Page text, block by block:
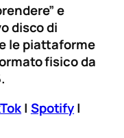
e
disco di
le piattaforme
fisico da
| Spotify|